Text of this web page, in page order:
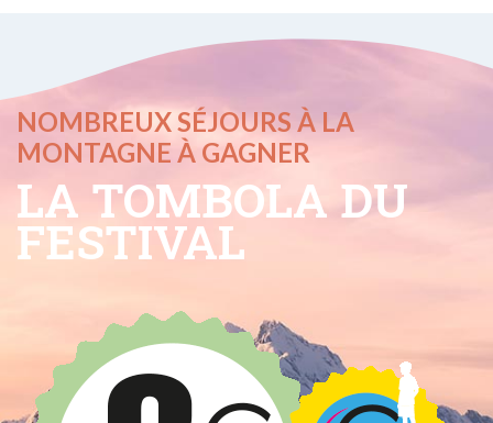
NOMBREUX SÉJOURS À LA
MONTAGNE À GAGNER
LA TOMBOLA DU
FESTIVAL